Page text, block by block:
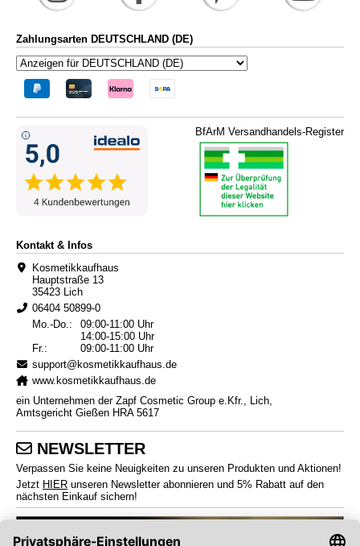
Zahlungsarten DEUTSCHLAND (DE)
BfArM Versandhandels-Register
Kontakt & Infos
Kosmetikkaufhaus
Hauptstraße 13
35423 Lich
06404 50899-0
Mo.-Do.:
09:00-11:00 Uhr
14:00-15:00 Uhr
Fr.:
09:00-11:00 Uhr
support@kosmetikkaufhaus.de
www.kosmetikkaufhaus.de
ein Unternehmen der Zapf Cosmetic Group e.Kfr., Lich,
Amtsgericht Gießen HRA 5617
NEWSLETTER
Verpassen Sie keine Neuigkeiten zu unseren Produkten und Aktionen!
Jetzt HIER unseren Newsletter abonnieren und 5% Rabatt auf den
nächsten Einkauf sichern!